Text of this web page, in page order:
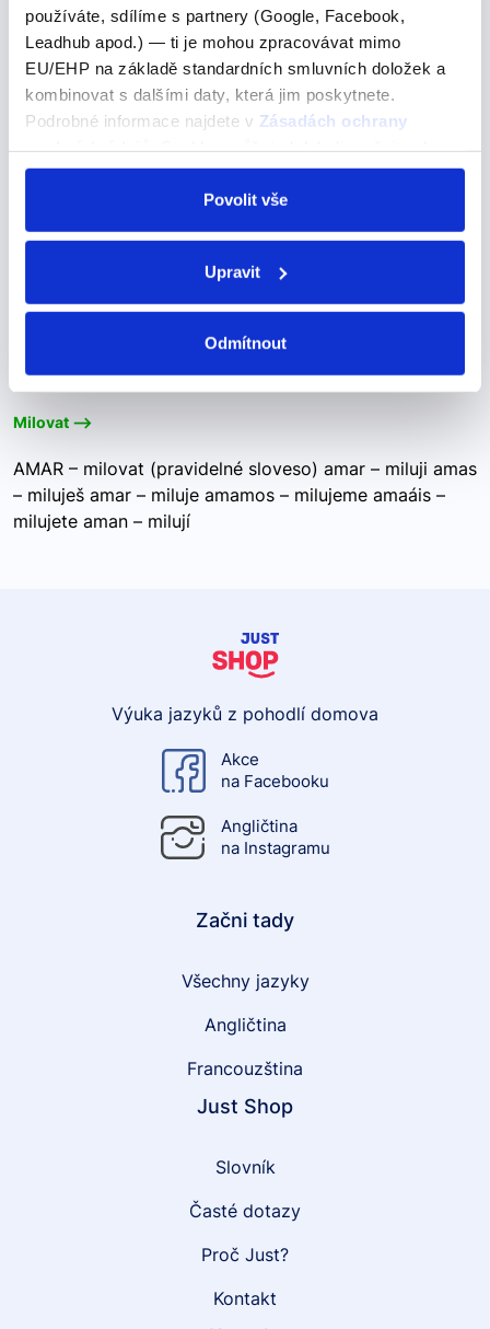
používáte, sdílíme s partnery (Google, Facebook,
Leadhub apod.) — ti je mohou zpracovávat mimo
EU/EHP na základě standardních smluvních doložek a
kombinovat s dalšími daty, která jim poskytnete.
Podrobné informace najdete v Zásadách ochrany
odvolat v nastavení cookies, případně se obrátit na
Povolit vše
Upravit
Odmítnout
"empesar"
"empesar"
empiezas – začínáš empieza – začíná empezamos –
začínáme empezáis – začínáte empiezan – začínají
"amar"
"amar"
Milovat -->
AMAR – milovat (pravidelné sloveso) amar – miluji amas
– miluješ amar – miluje amamos – milujeme amaáis –
milujete aman – milují
Výuka jazyků z pohodlí domova
Akce
na Facebooku
Angličtina
na Instagramu
Začni tady
Všechny jazyky
Angličtina
Francouzština
Just Shop
Slovník
Časté dotazy
Proč Just?
Kontakt